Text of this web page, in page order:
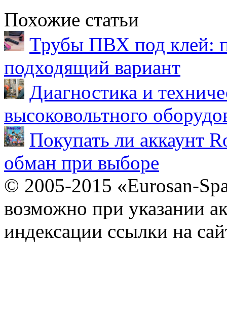
Похожие статьи
Трубы ПВХ под клей:
подходящий вариант
Диагностика и
высоковольтного
Покупать ли аккаунт
обман при выборе
© 2005-2015 «Eurosan-
возможно при указании
индексации ссылки на